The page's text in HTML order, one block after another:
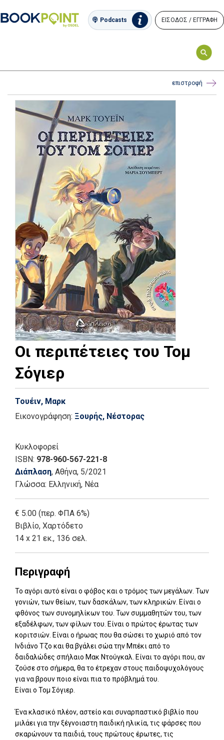
Podcasts ΕΙΣΟΔΟΣ / ΕΓΓΡΑΦΗ
επιστροφή
Οι περιπέτειες του Τομ
Σόγιερ
Τουέιν, Μαρκ
Εικονογράφηση: Ξουρής, Νέστορας
Κυκλοφορεί
ISBN: 978-960-567-221-8
Διάπλαση, Αθήνα, 5/2021
Γλώσσα: Ελληνική, Νέα
€ 5.00 (περ. ΦΠΑ 6%)
Βιβλίο, Χαρτόδετο
14 x 21 εκ., 136 σελ.
Περιγραφή
Το αγόρι αυτό είναι ο φόβος και ο τρόμος των μεγάλων. Των
γονιών, των θείων, των δασκάλων, των κληρικών. Είναι ο
φθόνος των συνομηλίκων του. Των συμμαθητών του, των
εξαδέλφων, των φίλων του. Είναι ο πρώτος έρωτας των
κοριτσιών. Είναι ο ήρωας που θα σώσει το χωριό από τον
Ινδιάνο Τζο και θα βγάλει σώα την Μπέκι από το
δαιδαλώδες σπήλαιο Μακ Ντούγκαλ. Είναι το αγόρι που, αν
ζούσε στο σήμερα, θα το έτρεχαν στους παιδοψυχολόγους
για να βρουν ποιο είναι πια το πρόβλημά του.
Είναι ο Τομ Σόγιερ.
Ένα κλασικό πλέον, αστείο και συναρπαστικό βιβλίο που
μιλάει για την ξέγνοιαστη παιδική ηλικία, τις φάρσες που
σκαρώνουν τα παιδιά, τους πρώτους έρωτες, τις